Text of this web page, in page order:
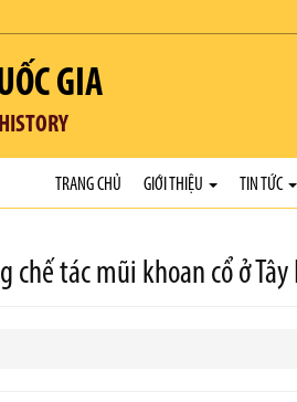
GIA
TRANG CHỦ GIỚI THIỆU TIN TỨC
tác mũi khoan cổ ở Tây